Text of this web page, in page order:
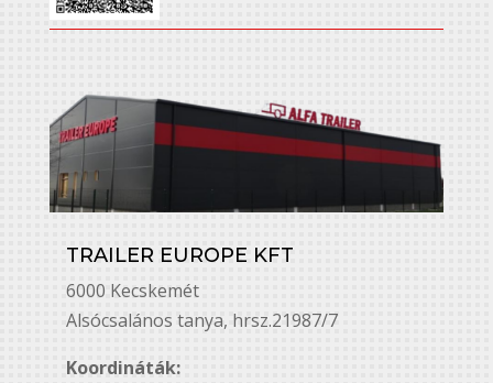
TRAILER EUROPE KFT
6000 Kecskemét
Alsó￳csalános tanya, hrsz.21987/7
Koordináták: